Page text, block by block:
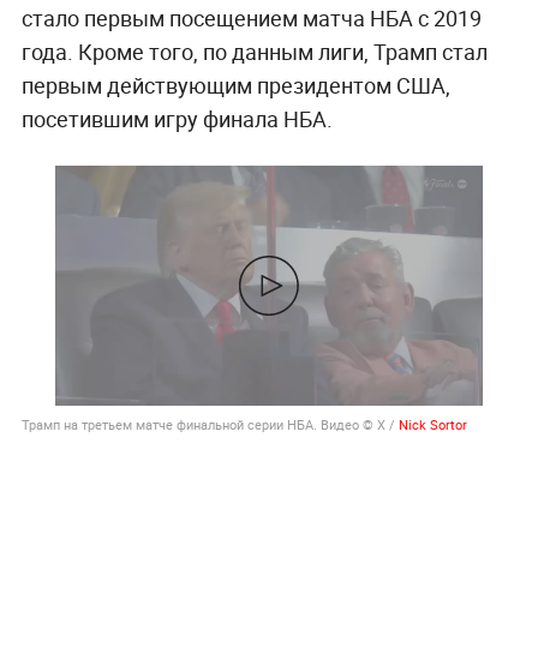
стало первым посещением матча НБА с 2019
года. Кроме того, по данным лиги, Трамп стал
первым действующим президентом США,
посетившим игру финала НБА.
Трамп на третьем матче финальной серии НБА. Видео © Х / Nick Sortor